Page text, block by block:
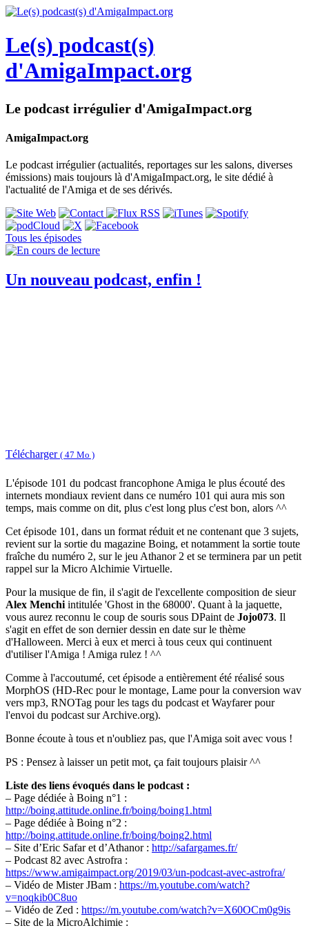
Le(s) podcast(s)
d'AmigaImpact.org
Le podcast irrégulier d'AmigaImpact.org
AmigaImpact.org
Le podcast irrégulier (actualités, reportages sur les salons, diverses
émissions) mais toujours là d'AmigaImpact.org, le site dédié à
l'actualité de l'Amiga et de ses dérivés.
Tous les épisodes
Un nouveau podcast, enfin !
Télécharger ( 47 Mo )
L'épisode 101 du podcast francophone Amiga le plus écouté des
internets mondiaux revient dans ce numéro 101 qui aura mis son
temps, mais comme on dit, plus c'est long plus c'est bon, alors ^^
Cet épisode 101, dans un format réduit et ne contenant que 3 sujets,
revient sur la sortie du magazine Boing, et notamment la sortie toute
fraîche du numéro 2, sur le jeu Athanor 2 et se terminera par un petit
rappel sur la Micro Alchimie Virtuelle.
Pour la musique de fin, il s'agit de l'excellente composition de sieur
Alex Menchi intitulée 'Ghost in the 68000'. Quant à la jaquette,
vous aurez reconnu le coup de souris sous DPaint de Jojo073. Il
s'agit en effet de son dernier dessin en date sur le thème
d'Halloween. Merci à eux et merci à tous ceux qui continuent
d'utiliser l'Amiga ! Amiga rulez ! ^^
Comme à l'accoutumé, cet épisode a entièrement été réalisé sous
MorphOS (HD-Rec pour le montage, Lame pour la conversion wav
vers mp3, RNOTag pour les tags du podcast et Wayfarer pour
l'envoi du podcast sur Archive.org).
Bonne écoute à tous et n'oubliez pas, que l'Amiga soit avec vous !
PS : Pensez à laisser un petit mot, ça fait toujours plaisir ^^
Liste des liens évoqués dans le podcast :
– Page dédiée à Boing n°1 :
http://boing.attitude.online.fr/boing/boing1.html
– Page dédiée à Boing n°2 :
http://boing.attitude.online.fr/boing/boing2.html
– Site d’Eric Safar et d’Athanor : http://safargames.fr/
– Podcast 82 avec Astrofra :
https://www.amigaimpact.org/2019/03/un-podcast-avec-astrofra/
– Vidéo de Mister JBam : https://m.youtube.com/watch?
v=noqkib0C8uo
– Vidéo de Zed : https://m.youtube.com/watch?v=X60OCm0g9is
– Site de la MicroAlchimie :